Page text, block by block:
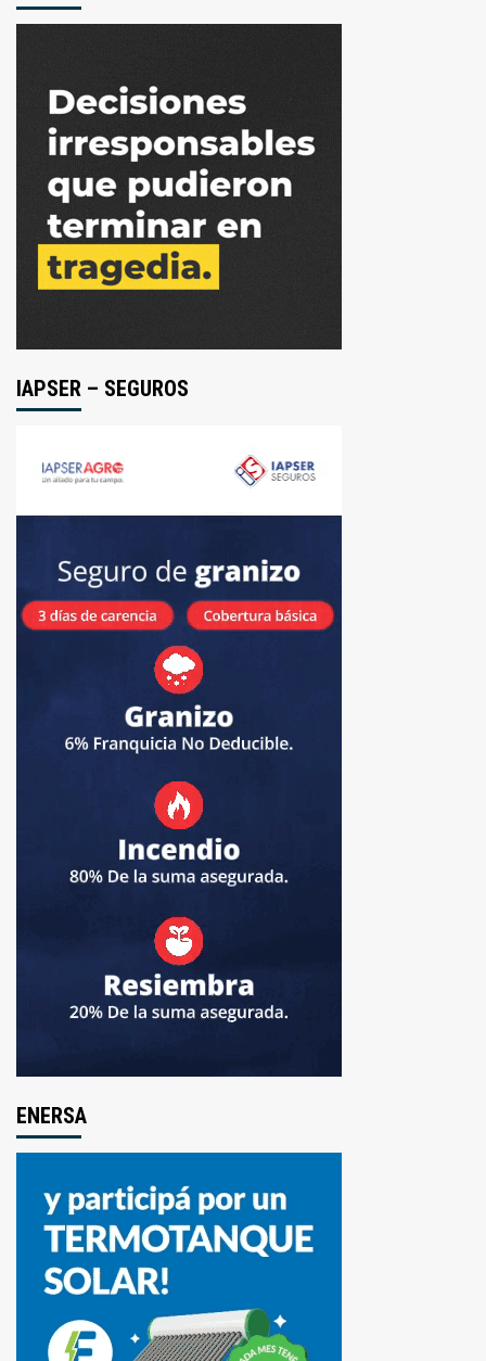
IAPSER – SEGUROS
ENERSA